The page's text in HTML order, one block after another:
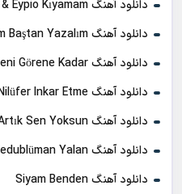
دانلود آهنگ Sibel Can & Eypio Kıyamam
دانلود آهنگ Siyam Baştan Yazalım
دانلود آهنگ Ankara Echoes Ta Ki Seni Görene Kadar
دانلود آهنگ Nilüfer Inkar Etme
دانلود آهنگ Poizi Artık Sen Yoksun
دانلود آهنگ Dedublüman Yalan
دانلود آهنگ Siyam Benden